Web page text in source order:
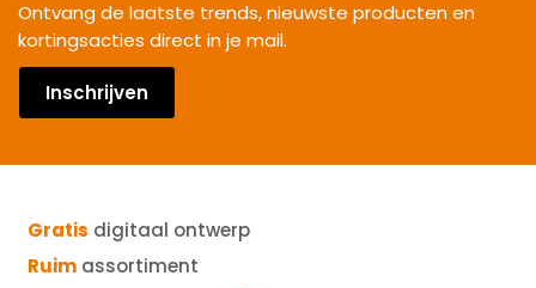
Ontvang de laatste trends, nieuwste producten en
kortingsacties direct in je mail.
Inschrijven
Gratis digitaal ontwerp
Ruim assortiment